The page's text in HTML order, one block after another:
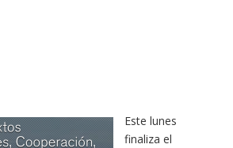
Este lunes
finaliza el